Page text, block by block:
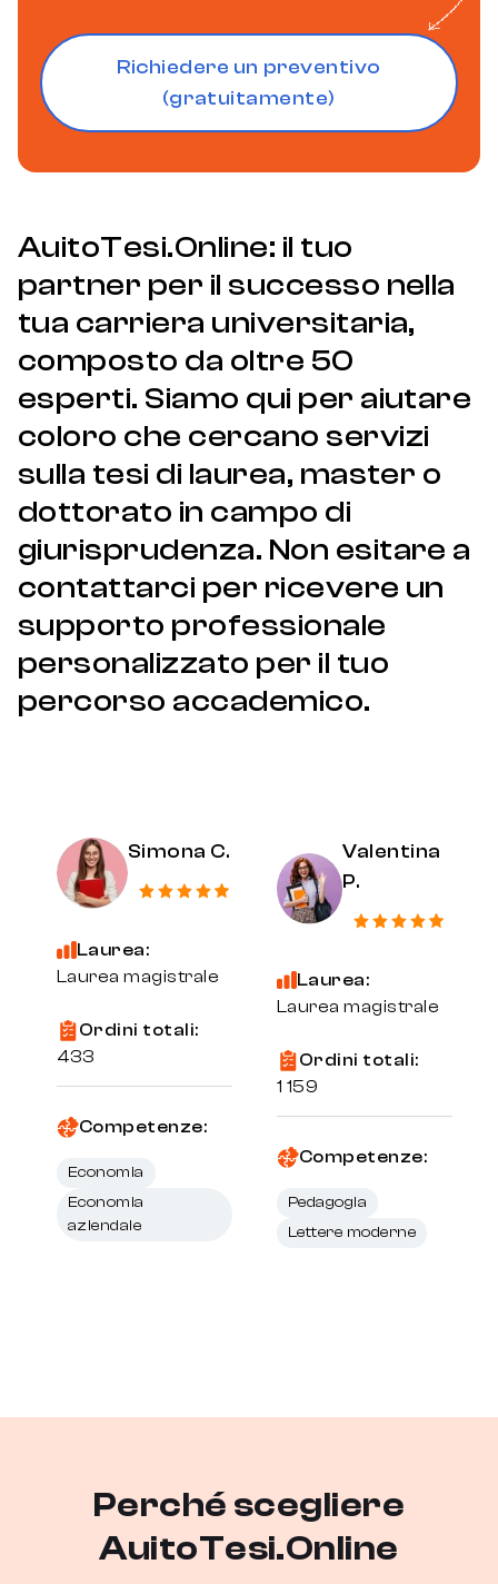
Richiedere un preventivo
(gratuitamente)
AuitoTesi.Online: il tuo
partner per il successo nella
tua carriera universitaria,
composto da oltre 50
esperti. Siamo qui per aiutare
coloro che cercano servizi
sulla tesi di laurea, master o
dottorato in campo di
giurisprudenza. Non esitare a
contattarci per ricevere un
supporto professionale
personalizzato per il tuo
percorso accademico.
Simona C.
Laurea:
Laurea magistrale
Ordini totali:
433
Competenze:
Economia
Economia
aziendale
Valentina
P.
Laurea:
Laurea magistrale
Ordini totali:
1 159
Competenze:
Pedagogia
Lettere moderne
Perché scegliere
AuitoTesi.Online